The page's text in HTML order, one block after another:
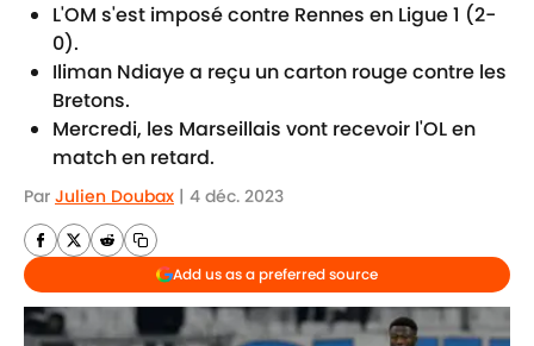
L'OM s'est imposé contre Rennes en Ligue 1 (2-
0).
Iliman Ndiaye a reçu un carton rouge contre les
Bretons.
Mercredi, les Marseillais vont recevoir l'OL en
match en retard.
Par Julien Doubax | 4 déc. 2023
Add us as a preferred source